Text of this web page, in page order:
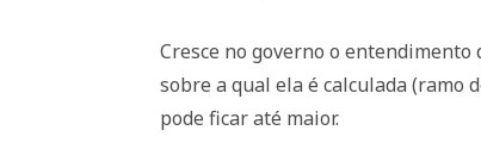
Cresce no governo o
sobre a qual ela é calculada (ramo
pode ficar até maior.